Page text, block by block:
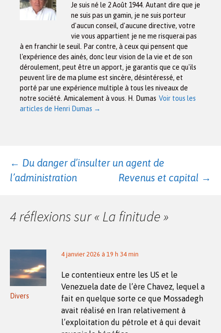
Je suis né le 2 Août 1944. Autant dire que je
ne suis pas un gamin, je ne suis porteur
d'aucun conseil, d'aucune directive, votre
vie vous appartient je ne me risquerai pas
à en franchir le seuil. Par contre, à ceux qui pensent que
l'expérience des ainés, donc leur vision de la vie et de son
déroulement, peut être un apport, je garantis que ce qu'ils
peuvent lire de ma plume est sincère, désintéressé, et
porté par une expérience multiple à tous les niveaux de
notre société. Amicalement à vous. H. Dumas Voir tous les
articles de Henri Dumas →
Navigation
← Du danger d’insulter un agent de
l’administration
Revenus et capital →
4 réflexions sur « La finitude»
Divers
4 janvier 2026 à 19 h 34 min
Le contentieux entre les US et le
Venezuela date de l’ère Chavez, lequel a
fait en quelque sorte ce que Mossadegh
avait réalisé en Iran relativement à
l’exploitation du pétrole et à qui devait